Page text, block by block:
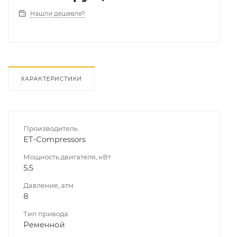
Нашли дешевле?
ХАРАКТЕРИСТИКИ
Производитель
ET-Compressors
Мощность двигателя, кВт
5.5
Давление, атм
8
Тип привода
Ременной